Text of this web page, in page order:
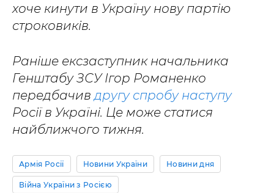
хоче кинути в Україну нову партію
строковиків.
Раніше ексзаступник начальника
Генштабу ЗСУ Ігор Романенко
передбачивдругу спробу наступу
Росії в Україні. Це може статися
найближчого тижня.
Армія Росії Новини України Новини дня
Війна України з Росією